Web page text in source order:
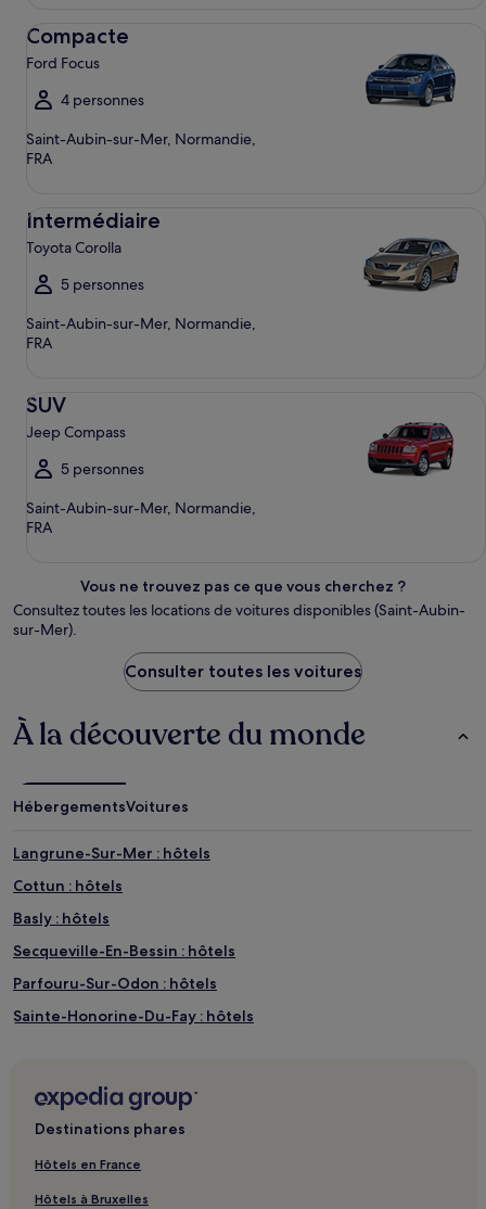
Compacte
Ford Focus
4 personnes
Saint-Aubin-sur-Mer, Normandie,
FRA
Intermédiaire
Toyota Corolla
5 personnes
Saint-Aubin-sur-Mer, Normandie,
FRA
SUV
Jeep Compass
5 personnes
Saint-Aubin-sur-Mer, Normandie,
FRA
Vous ne trouvez pas ce que vous cherchez ?
Consultez toutes les locations de voitures disponibles (Saint-Aubin-
sur-Mer).
Consulter toutes les voitures
À la découverte du monde
HébergementsVoitures
Langrune-Sur-Mer : hôtels
Cottun : hôtels
Basly : hôtels
Secqueville-En-Bessin : hôtels
Parfouru-Sur-Odon : hôtels
Sainte-Honorine-Du-Fay : hôtels
Cimetière militaire canadien de Bretteville-sur-Laize : hôtels
à proximité
Basseneville : hôtels
Le Mesnil-au-Grain : hôtels
Destinations phares
Hôtels en France
Hôtels à Bruxelles